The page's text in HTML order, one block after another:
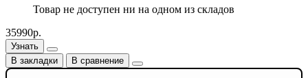
Товар не доступен ни на одном из складов
35990р.
Узнать
В закладки
В сравнение